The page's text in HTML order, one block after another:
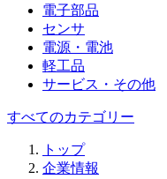
電子部品
センサ
電源・電池
軽工品
サービス・その他
すべてのカテゴリー
トップ
企業情報